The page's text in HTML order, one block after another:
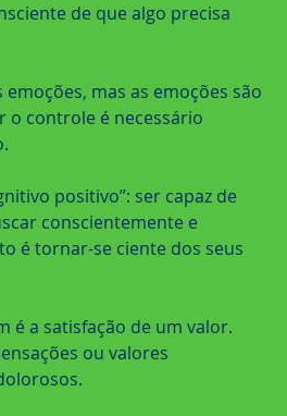
de que algo precisa
mas as emoções são
controle é necessário
positivo”: ser capaz de
conscientemente e
é tornar-se ciente dos seus
é a satisfação de um valor.
ou valores